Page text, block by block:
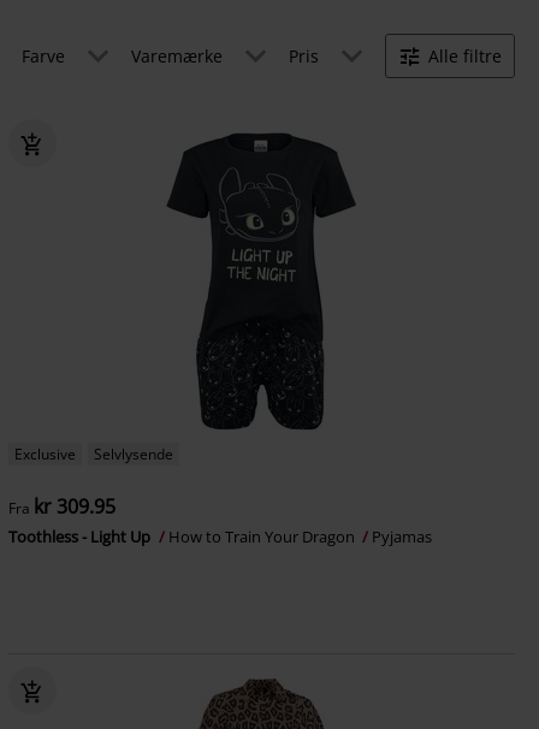
Farve Varemærke Pris Alle filtre
Exclusive Selvlysende
Fra kr 309.95
Toothless - Light Up How to Train Your Dragon Pyjamas